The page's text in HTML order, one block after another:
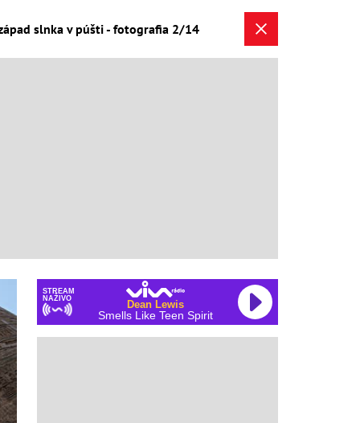
slnka v púšti - fotografia 2/14
STREAM
NAŽIVO
Dean Lewis
Smells Like Teen Spirit